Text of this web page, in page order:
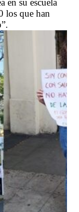
en su escuela
los que han